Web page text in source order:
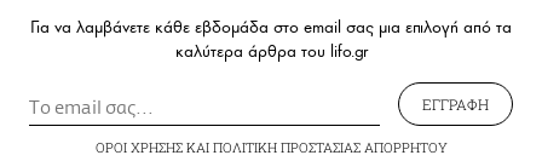
Για να λαμβάνετε κάθε εβδομάδα στο email σας μια επιλογή από τα
καλύτερα άρθρα του lifo.gr
ΕΓΓΡΑΦΗ
ΟΡΟΙ ΧΡΗΣΗΣΚΑΙ ΠΟΛΙΤΙΚΗ ΠΡΟΣΤΑΣΙΑΣ ΑΠΟΡΡΗΤΟΥ